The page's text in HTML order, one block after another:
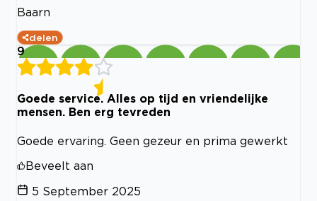
Baarn
delen
9
Goede service. Alles op tijd en vriendelijke
mensen. Ben erg tevreden
Goede ervaring. Geen gezeur en prima gewerkt
Beveelt aan
5 September 2025